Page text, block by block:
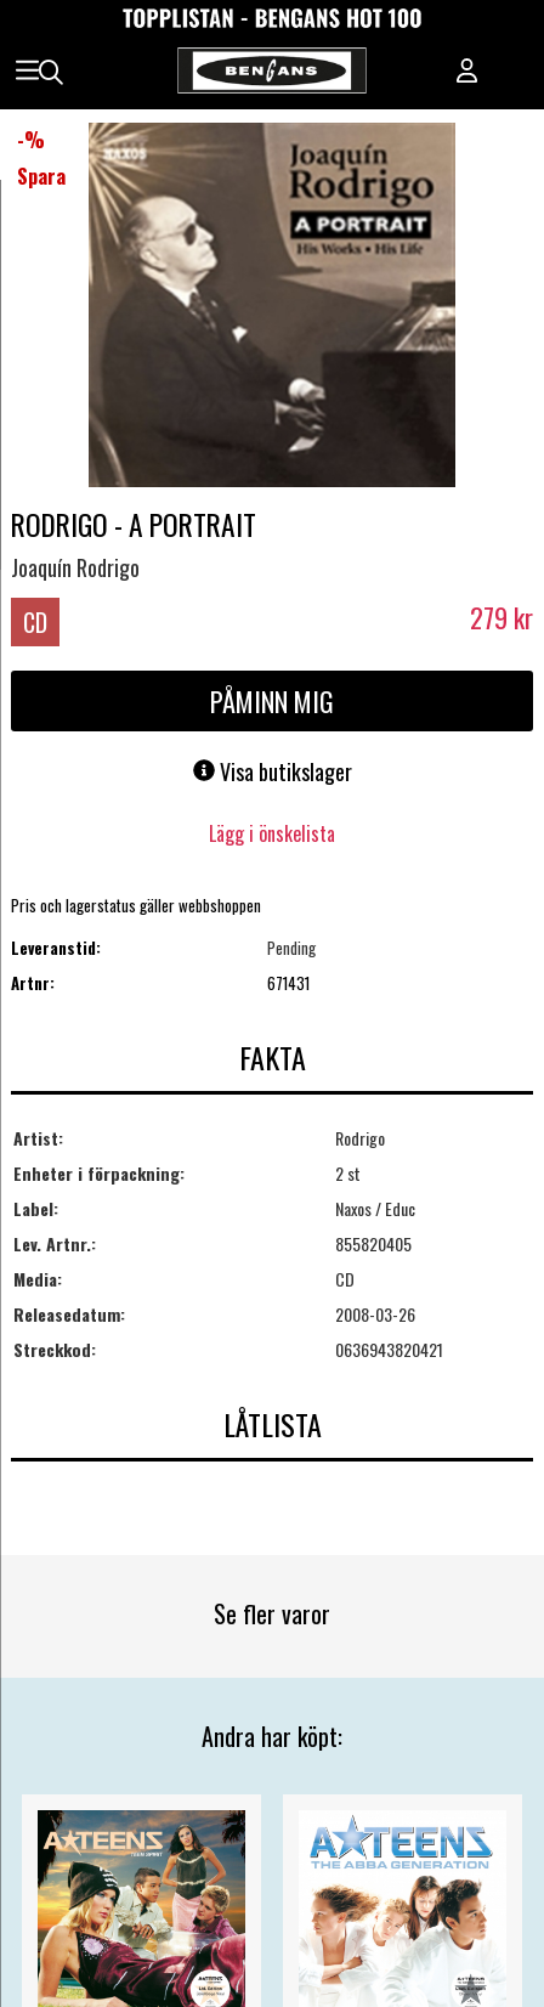
-%
Spara
RODRIGO - A PORTRAIT
Joaquín Rodrigo
CD 279 kr
PÅMINN MIG
Visa butikslager
Lägg i önskelista
Pris och lagerstatus gäller webbshoppen
Leveranstid:
Pending
Artnr:
671431
FAKTA
Artist:
Rodrigo
Enheter i förpackning:
2 st
Label:
Naxos / Educ
Lev. Artnr.:
855820405
Media:
CD
Releasedatum:
2008-03-26
Streckkod:
0636943820421
LÅTLISTA
Se fler varor
Andra har köpt: